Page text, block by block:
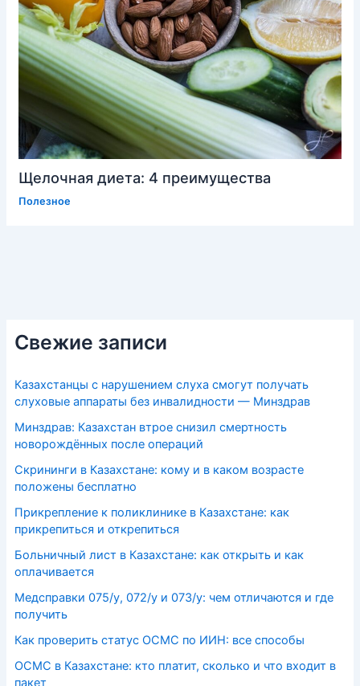
Щелочная диета: 4 преимущества
Полезное
Свежие записи
Казахстанцы с нарушением слуха смогут получать
слуховые аппараты без инвалидности — Минздрав
Минздрав: Казахстан втрое снизил смертность
новорождённых после операций
Скрининги в Казахстане: кому и в каком возрасте
положены бесплатно
Прикрепление к поликлинике в Казахстане: как
прикрепиться и открепиться
Больничный лист в Казахстане: как открыть и как
оплачивается
Медсправки 075/у, 072/у и 073/у: чем отличаются и где
получить
Как проверить статус ОСМС по ИИН: все способы
ОСМС в Казахстане: кто платит, сколько и что входит в
пакет